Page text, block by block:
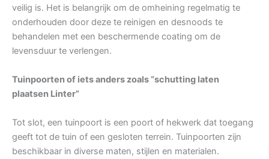
veilig is. Het is belangrijk om de omheining regelmatig te
onderhouden door deze te reinigen en desnoods te
behandelen met een beschermende coating om de
levensduur te verlengen.
Tuinpoorten of iets anders zoals “schutting laten
plaatsen Linter”
Tot slot, een tuinpoort is een poort of hekwerk dat toegang
geeft tot de tuin of een gesloten terrein. Tuinpoorten zijn
beschikbaar in diverse maten, stijlen en materialen.